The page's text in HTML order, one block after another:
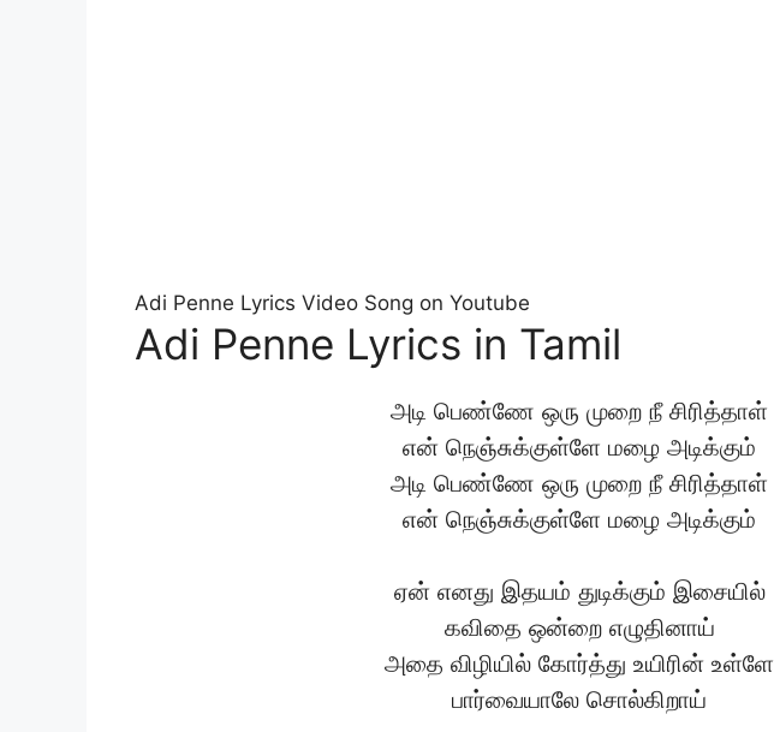
Adi Penne Lyrics Video Song on Youtube
Adi Penne Lyrics in Tamil
அடி பெண்ணே ஒரு முறை நீ சிரித்தாள்
என் நெஞ்சுக்குள்ளே மழை அடிக்கும்
அடி பெண்ணே ஒரு முறை நீ சிரித்தாள்
என் நெஞ்சுக்குள்ளே மழை அடிக்கும்
ஏன் எனது இதயம் துடிக்கும் இசையில்
கவிதை ஒன்றை எழுதினாய்
அதை விழியில் கோர்த்து உயிரின் உள்ளே
பார்வையாலே சொல்கிறாய்